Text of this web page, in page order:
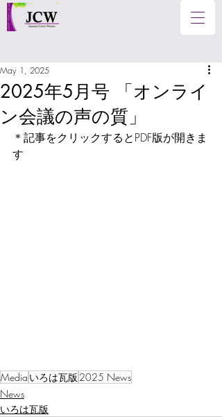
2025年5月号 「オンライ
ン会議の声の質」
May 1, 2025
＊記事をクリックするとPDF版が開きま
す
Media いろは瓦版 2025 News
News
いろは瓦版